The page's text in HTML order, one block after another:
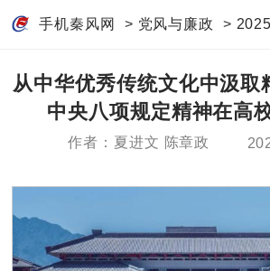
手机秦风网 > 党风与廉政 > 2025
从中华优秀传统文化中汲取
中央八项规定精神在高
作者：夏进文 陈章政